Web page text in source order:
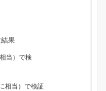
果
当）で検
相当）で検証